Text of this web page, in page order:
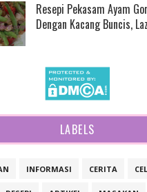
Resepi Pekasam Ayam
Dengan Kacang Buncis,
LABELS
INFORMASI CERITA